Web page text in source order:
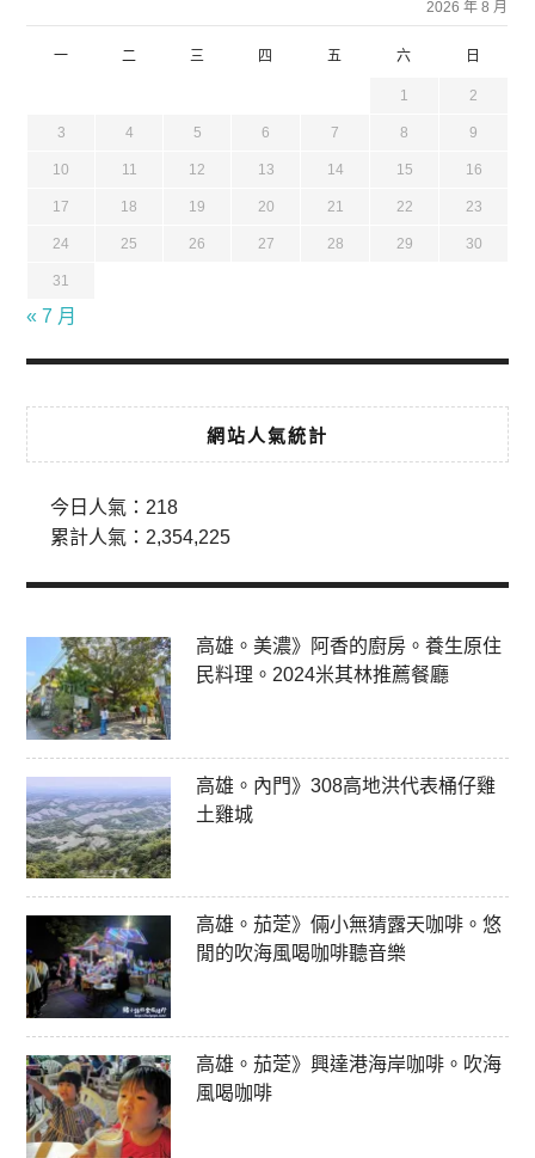
2026 年 8 月
一 二 三 四 五 六 日
1 2
3 4 5 6 7 8 9
10 11 12 13 14 15 16
17 18 19 20 21 22 23
24 25 26 27 28 29 30
31
« 7 月
網站人氣統計
今日人氣： 218
累計人氣： 2,354,225
高雄。美濃》阿香的廚房。養生原住
民料理。2024米其林推薦餐廳
高雄。內門》308高地洪代表桶仔雞
土雞城
高雄。茄萣》倆小無猜露天咖啡。悠
閒的吹海風喝咖啡聽音樂
高雄。茄萣》興達港海岸咖啡。吹海
風喝咖啡